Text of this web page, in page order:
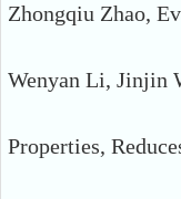
Zhongqiu Zhao,
Wenyan Li, Jinjin
Properties,